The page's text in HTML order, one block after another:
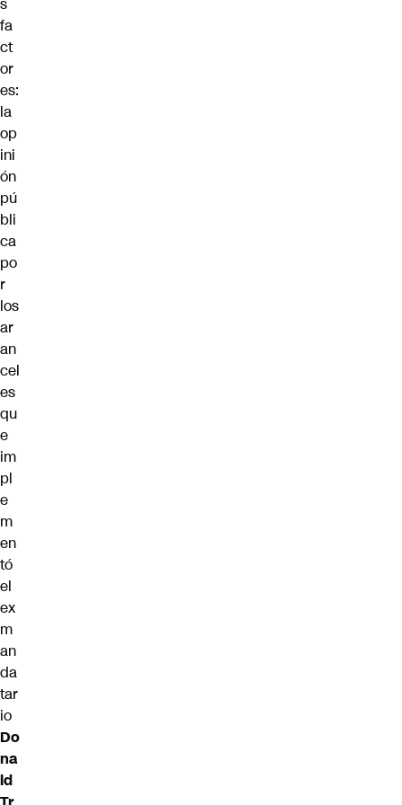
fa
ct
or
es:
la
op
ini
ón
pú
bli
ca
po
r
los
ar
an
cel
es
qu
e
im
pl
e
m
en
tó
el
ex
m
an
da
tar
io
Do
na
ld